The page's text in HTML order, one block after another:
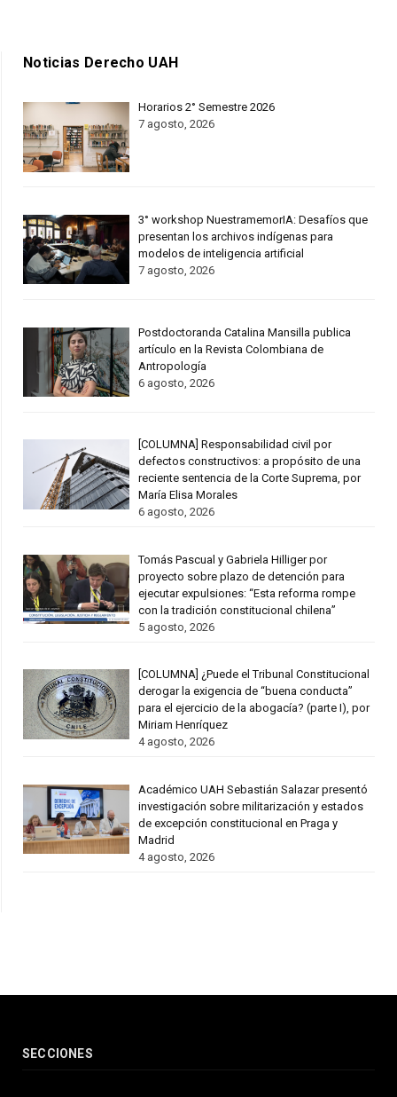
Noticias Derecho UAH
Horarios 2° Semestre 2026
7 agosto, 2026
3° workshop NuestramemorIA: Desafíos que
presentan los archivos indígenas para
modelos de inteligencia artificial
7 agosto, 2026
Postdoctoranda Catalina Mansilla publica
artículo en la Revista Colombiana de
Antropología
6 agosto, 2026
[COLUMNA] Responsabilidad civil por
defectos constructivos: a propósito de una
reciente sentencia de la Corte Suprema, por
María Elisa Morales
6 agosto, 2026
Tomás Pascual y Gabriela Hilliger por
proyecto sobre plazo de detención para
ejecutar expulsiones: “Esta reforma rompe
con la tradición constitucional chilena”
5 agosto, 2026
[COLUMNA] ¿Puede el Tribunal Constitucional
derogar la exigencia de “buena conducta”
para el ejercicio de la abogacía? (parte I), por
Miriam Henríquez
4 agosto, 2026
Académico UAH Sebastián Salazar presentó
investigación sobre militarización y estados
de excepción constitucional en Praga y
Madrid
4 agosto, 2026
SECCIONES